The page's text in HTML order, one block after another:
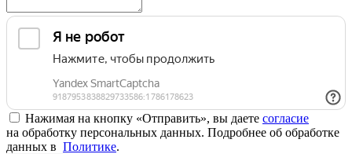
Нажимая на кнопку «Отправить», вы даете согласие
на обработку персональных данных. Подробнее об обработке
данных в Политике.